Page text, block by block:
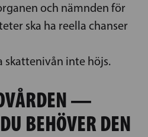
och nämnden för
ska ha reella chanser
skattenivån inte höjs.
—
BEHÖVER DEN